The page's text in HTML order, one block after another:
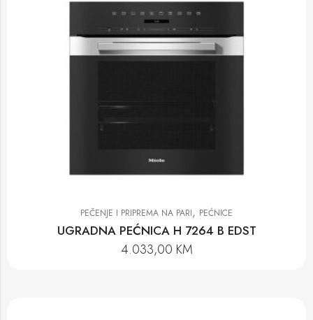
PEČENJE I PRIPREMA NA PARI, PEĆNICE
UGRADNA PEĆNICA H 7264 B EDST
4.033,00 KM